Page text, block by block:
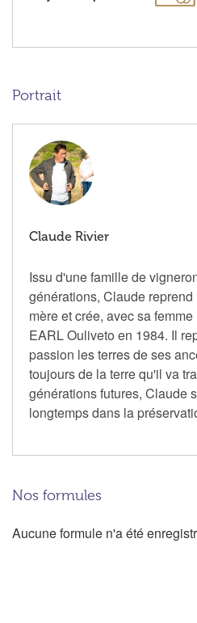
Portrait
Claude Rivier
Issu d'une famille de
générations, Claude
mère et crée, avec sa
EARL Ouliveto en 1984. Il
passion les terres de ses
toujours de la terre qu'il va
générations futures, Claude
longtemps dans la
Nos formules
Aucune formule n'a été